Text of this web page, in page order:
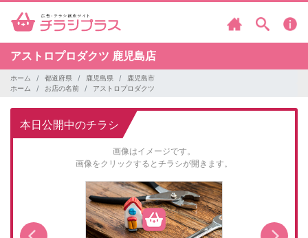
アストロプロダクツ 鹿児島店
ホーム 都道府県 鹿児島県
鹿児島市
ホーム
お店の名前 アストロプロダクツ
本日公開中のチラシ
画像はイメージです。
画像をクリックするとチラシが開きます。